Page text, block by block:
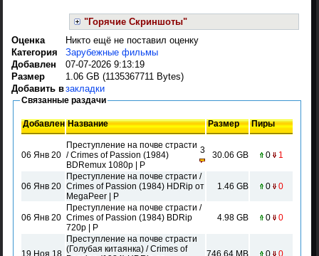
"Горячие Скриншоты"
Оценка
Никто ещё не поставил оценку
Категория
Зарубежные фильмы
Добавлен
07-07-2026 9:13:19
Размер
1.06 GB (1135367711 Bytes)
Добавить взакладки
Связанные раздачи
Добавлен Название Размер Пиры
06 Янв 20
Преступление на почве страсти
/ Crimes of Passion (1984)
BDRemux 1080p | Р
3 30.06 GB 0 1
06 Янв 20
Преступление на почве страсти /
Crimes of Passion (1984) HDRip от
MegaPeer | Р
1.46 GB 0 0
06 Янв 20
Преступление на почве страсти /
Crimes of Passion (1984) BDRip
720p | Р
4.98 GB 0 0
19 Ноя 18
Преступление на почве страсти
(Голубая китаянка) / Crimes of
746.64 MB 0 0